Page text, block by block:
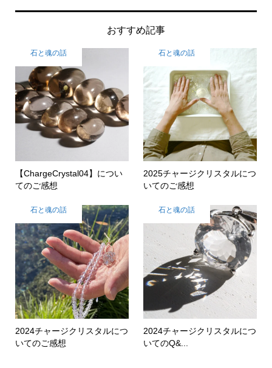
おすすめ記事
石と魂の話
【ChargeCrystal04】につい
てのご感想
石と魂の話
2025チャージクリスタルにつ
いてのご感想
石と魂の話
2024チャージクリスタルにつ
いてのご感想
石と魂の話
2024チャージクリスタルにつ
いてのQ&...